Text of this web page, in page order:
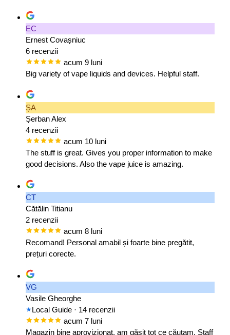
EC
Ernest Covașniuc
6 recenzii
acum 9 luni
Big variety of vape liquids and devices. Helpful staff.
ȘA
Șerban Alex
4 recenzii
acum 10 luni
The stuff is great. Gives you proper information to make
good decisions. Also the vape juice is amazing.
CT
Cătălin Titianu
2 recenzii
acum 8 luni
Recomand! Personal amabil și foarte bine pregătit,
prețuri corecte.
VG
Vasile Gheorghe
Local Guide · 14 recenzii
acum 7 luni
Magazin bine aprovizionat, am găsit tot ce căutam. Staff